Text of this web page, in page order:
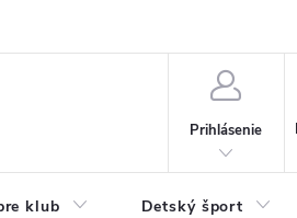
Prihlásenie
klub Detský šport